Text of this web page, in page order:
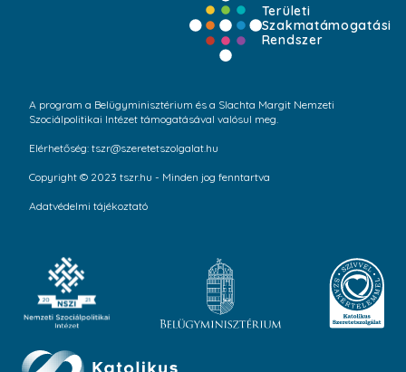
Területi
Szakmatámogatási
Rendszer
A program a Belügyminisztérium és a Slachta Margit Nemzeti
Szociálpolitikai Intézet támogatásával valósul meg.
Elérhetőség: tszr@szeretetszolgalat.hu
Copyright © 2023 tszr.hu - Minden jog fenntartva
Adatvédelmi tájékoztató